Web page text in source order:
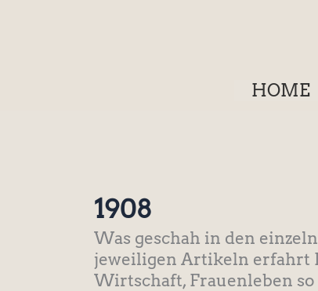
HOME
1908
Was geschah in den
jeweiligen Artikeln erfahrt
Wirtschaft, Frauenleben